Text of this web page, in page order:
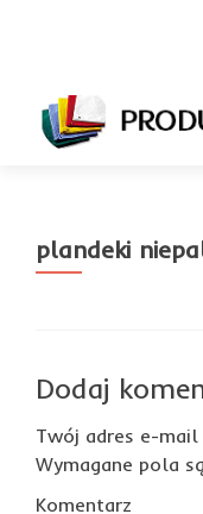
plandeki
Dodaj
Twój adres e-
Wymagane pola
Komentarz